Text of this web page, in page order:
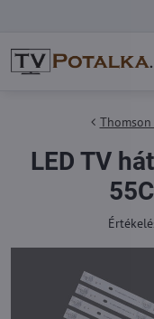
Thomson
LED TV